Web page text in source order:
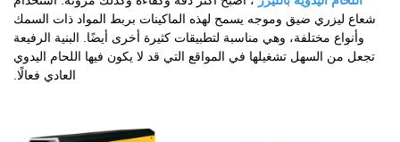
حالة
شعاع ليزري ضيق وموجه يسمح لهذه الماكينات بربط المواد ذات السمك
وأنواع مختلفة، وهي مناسبة لتطبيقات كثيرة أخرى أيضًا. البنية الرفيعة
تجعل من السهل تشغيلها في المواقع التي قد لا يكون فيها اللحام اليدوي
العادي فعالًا.